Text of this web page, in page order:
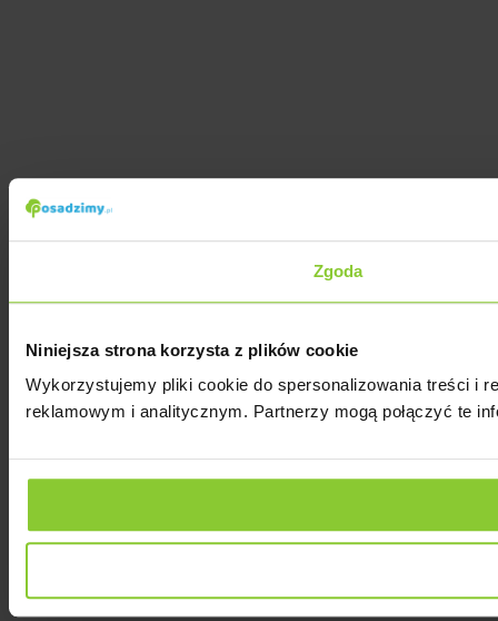
Zgoda
Niniejsza strona korzysta z plików cookie
Wykorzystujemy pliki cookie do spersonalizowania treści i
reklamowym i analitycznym. Partnerzy mogą połączyć te